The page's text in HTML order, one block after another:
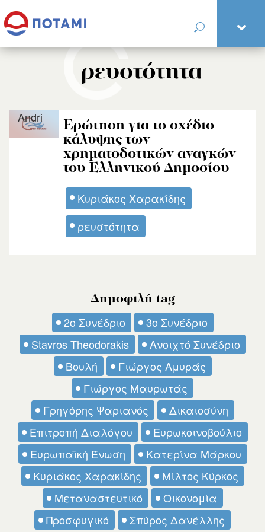
ρευστότητα
Ερώτηση για το σχέδιο
κάλυψης των
χρηματοδοτικών αναγκών
του Ελληνικού Δημοσίου
Κυριάκος Χαρακίδης
ρευστότητα
Andri
Δημοφιλή tag
2ο Συνέδριο
3ο Συνέδριο
Stavros Theodorakis
Ανοιχτό Συνέδριο
Βουλή
Γιώργος Αμυράς
Γιώργος Μαυρωτάς
Γρηγόρης Ψαριανός
Δικαιοσύνη
Επιτροπή Διαλόγου
Ευρωκοινοβούλιο
Ευρωπαϊκή Ένωση
Κατερίνα Μάρκου
Κυριάκος Χαρακίδης
Μίλτος Κύρκος
Μεταναστευτικό
Οικονομία
Προσφυγικό
Σπύρος Δανέλλης